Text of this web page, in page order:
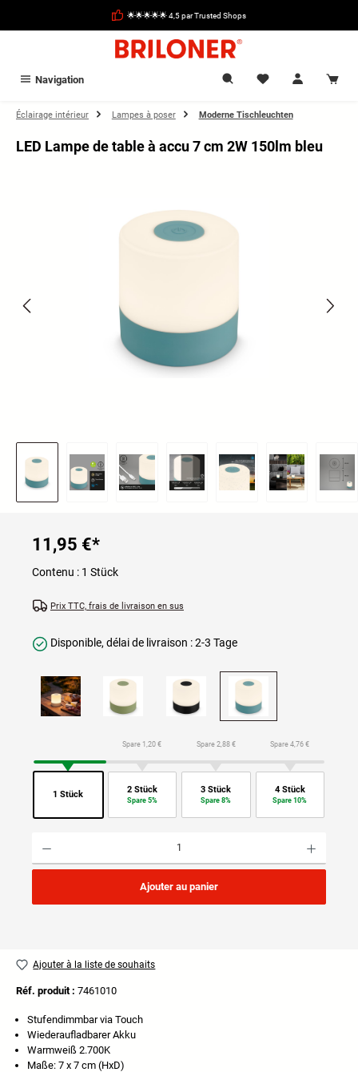
🌟🌟🌟🌟🌟 4,5 par Trusted Shops
Navigation
Éclairage intérieur Lampes à poser Moderne Tischleuchten
LED Lampe de table à accu 7 cm 2W 150lm bleu
11,95 €*
Contenu : 1 Stück
Prix TTC, frais de livraison en sus
Disponible, délai de livraison : 2-3 Tage
1 Stück
Spare 1,20 €
2 Stück
Spare 5%
Spare 2,88 €
3 Stück
Spare 8%
Spare 4,76 €
4 Stück
Spare 10%
Ajouter au panier
Ajouter à la liste de souhaits
Réf. produit : 7461010
Stufendimmbar via Touch
Wiederaufladbarer Akku
Warmweiß 2.700K
Maße: 7 x 7 cm (HxD)